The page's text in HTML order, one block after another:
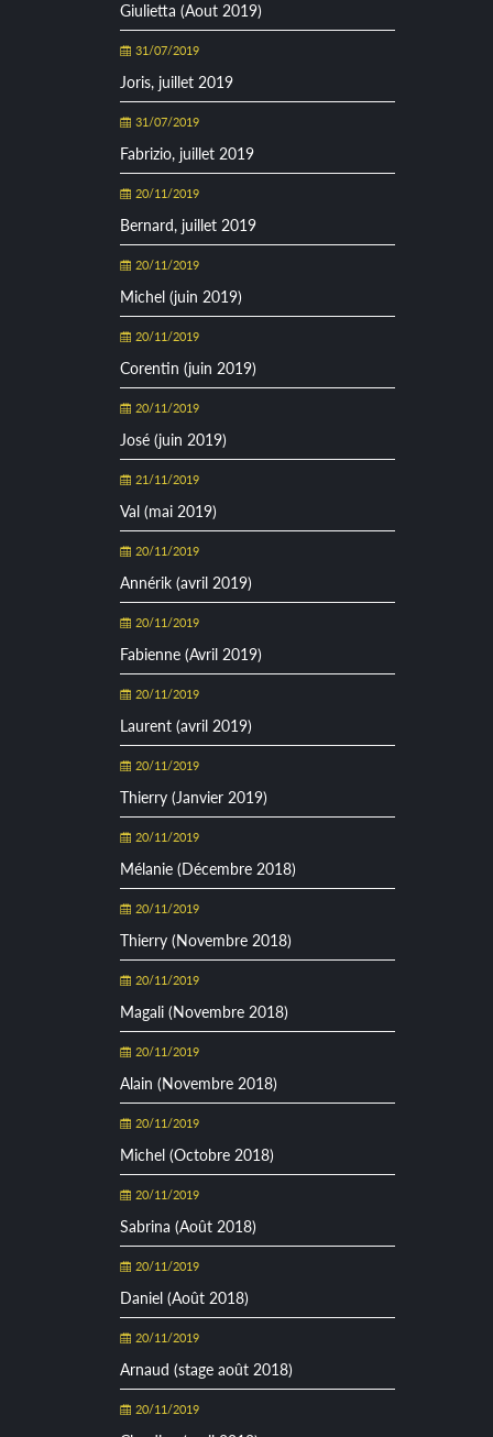
Giulietta (Aout 2019)
31/07/2019
Joris, juillet 2019
31/07/2019
Fabrizio, juillet 2019
20/11/2019
Bernard, juillet 2019
20/11/2019
Michel (juin 2019)
20/11/2019
Corentin (juin 2019)
20/11/2019
José (juin 2019)
21/11/2019
Val (mai 2019)
20/11/2019
Annérik (avril 2019)
20/11/2019
Fabienne (Avril 2019)
20/11/2019
Laurent (avril 2019)
20/11/2019
Thierry (Janvier 2019)
20/11/2019
Mélanie (Décembre 2018)
20/11/2019
Thierry (Novembre 2018)
20/11/2019
Magali (Novembre 2018)
20/11/2019
Alain (Novembre 2018)
20/11/2019
Michel (Octobre 2018)
20/11/2019
Sabrina (Août 2018)
20/11/2019
Daniel (Août 2018)
20/11/2019
Arnaud (stage août 2018)
20/11/2019